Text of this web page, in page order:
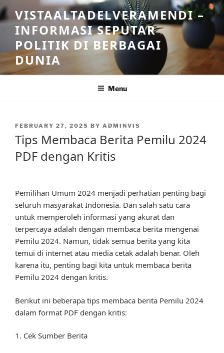
Skip
to
content
VISTAALTADELVERAMENDI –
INFORMASI SEPUTAR
POLITIK DI BERBAGAI
DUNIA
Menu
POSTED
ON
FEBRUARY 27, 2025 BY ADMINVIS
Tips Membaca Berita Pemilu 2024
PDF dengan Kritis
Pemilihan Umum 2024 menjadi perhatian penting bagi
seluruh masyarakat Indonesia. Dan salah satu cara
untuk memperoleh informasi yang akurat dan
terpercaya adalah dengan membaca berita mengenai
Pemilu 2024. Namun, tidak semua berita yang kita
temui di internet atau media cetak adalah benar. Oleh
karena itu, penting bagi kita untuk membaca berita
Pemilu 2024 dengan kritis.
Berikut ini beberapa tips membaca berita Pemilu 2024
dalam format PDF dengan kritis:
1. Cek Sumber Berita